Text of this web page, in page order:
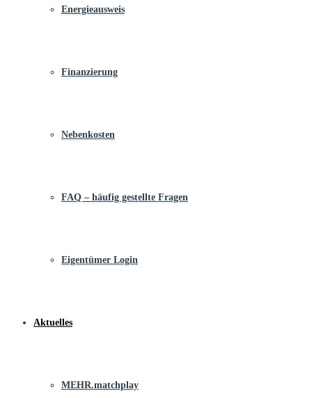
Energieausweis
Finanzierung
Nebenkosten
FAQ – häufig gestellte Fragen
Eigentümer Login
Aktuelles
MEHR.matchplay